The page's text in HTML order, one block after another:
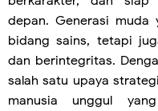
depan. Generasi muda
bidang sains, tetapi
dan berintegritas.
salah satu upaya
manusia unggul